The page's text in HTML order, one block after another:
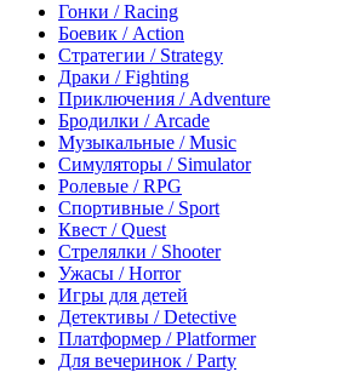
Гонки / Racing
Боевик / Action
Стратегии / Strategy
Драки / Fighting
Приключения / Adventure
Бродилки / Arcade
Музыкальные / Music
Симуляторы / Simulator
Ролевые / RPG
Спортивные / Sport
Квест / Quest
Стрелялки / Shooter
Ужасы / Horror
Игры для детей
Детективы / Detective
Платформер / Platformer
Для вечеринок / Party